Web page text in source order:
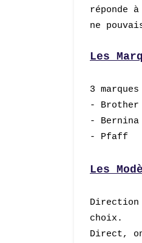
réponde à
ne
Les
3
- Brother
- Bernina
- Pfaff
Les
Direction
choix.
Direct,